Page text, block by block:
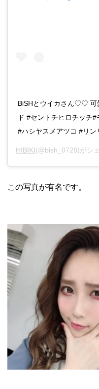
BiSHとウイカさん♡♡ 可
ド #セントチヒロチッチ
#ハシヤスメアツコ #リ
HIBIKI(@bish_0728)がシ
この写真が有名です。